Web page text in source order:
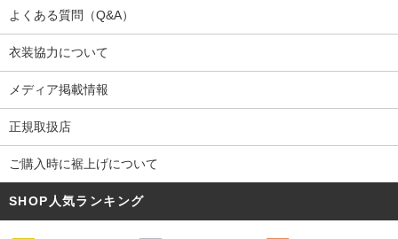
よくある質問（Q&A）
衣装協力について
メディア掲載情報
正規取扱店
ご購入時に裾上げについて
SHOP人気ランキング